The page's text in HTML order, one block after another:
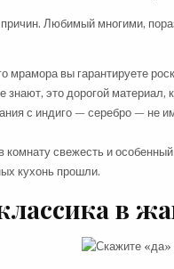
Любимый многими,
мрамора вы гарантируете
это дорогой материал,
с индиго — серебро — не
комнату свежесть и
кухонь прошли.
в